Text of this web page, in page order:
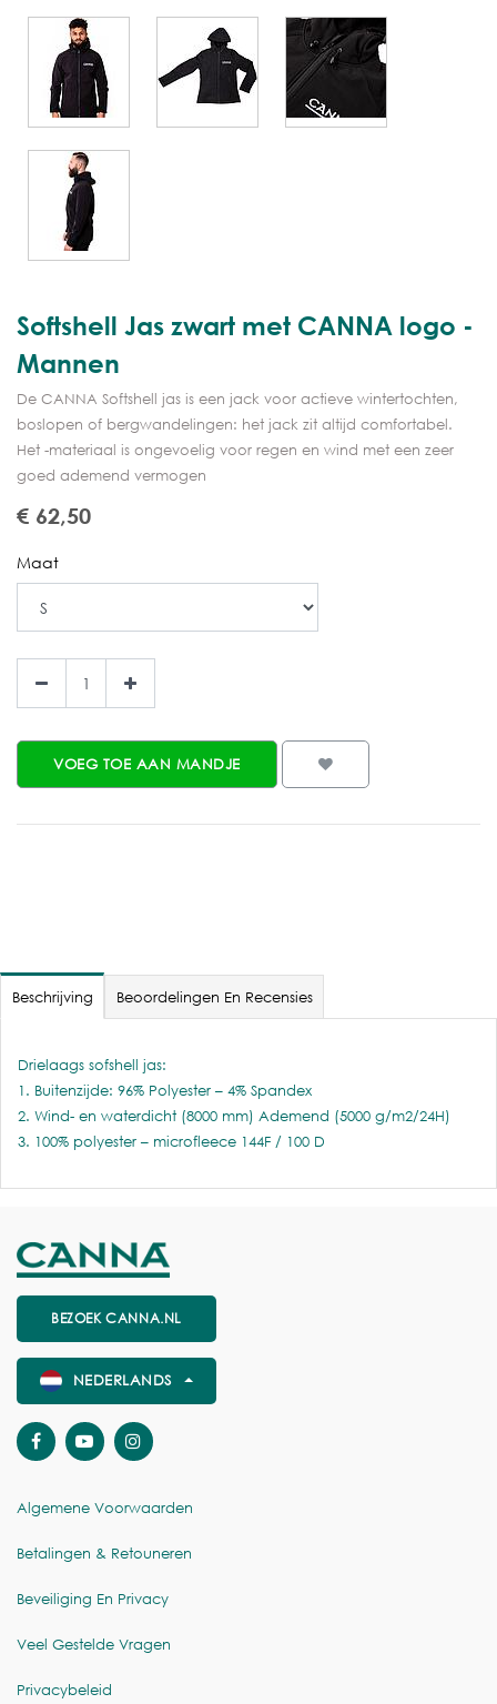
Softshell Jas zwart met CANNA logo -
Mannen
De CANNA Softshell jas is een jack voor actieve wintertochten,
boslopen of bergwandelingen: het jack zit altijd comfortabel.
Het -materiaal is ongevoelig voor regen en wind met een zeer
goed ademend vermogen
€ 62,50
Maat
VOEG TOE AAN MANDJE
Beschrijving Beoordelingen En Recensies
Drielaags sofshell jas:
1. Buitenzijde: 96% Polyester – 4% Spandex
2. Wind- en waterdicht (8000 mm) Ademend (5000 g/m2/24H)
3. 100% polyester – microfleece 144F / 100 D
BEZOEK CANNA.NL
NEDERLANDS
Algemene Voorwaarden
Betalingen & Retouneren
Beveiliging En Privacy
Veel Gestelde Vragen
Privacybeleid